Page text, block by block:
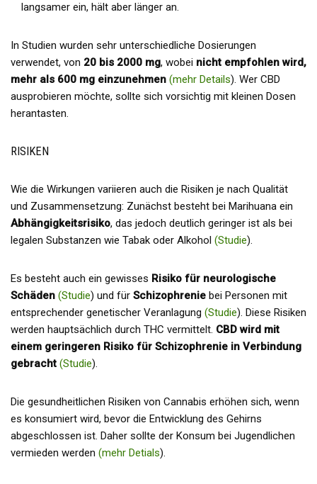
langsamer ein, hält aber länger an.
In Studien wurden sehr unterschiedliche Dosierungen
verwendet, von 20 bis 2000 mg, wobei nicht empfohlen wird,
mehr als 600 mg einzunehmen (mehr Details). Wer CBD
ausprobieren möchte, sollte sich vorsichtig mit kleinen Dosen
herantasten.
RISIKEN
Wie die Wirkungen variieren auch die Risiken je nach Qualität
und Zusammensetzung: Zunächst besteht bei Marihuana ein
Abhängigkeitsrisiko, das jedoch deutlich geringer ist als bei
legalen Substanzen wie Tabak oder Alkohol (Studie).
Es besteht auch ein gewisses Risiko für neurologische
Schäden (Studie) und für Schizophrenie bei Personen mit
entsprechender genetischer Veranlagung (Studie). Diese Risiken
werden hauptsächlich durch THC vermittelt. CBD wird mit
einem geringeren Risiko für Schizophrenie in Verbindung
gebracht (Studie).
Die gesundheitlichen Risiken von Cannabis erhöhen sich, wenn
es konsumiert wird, bevor die Entwicklung des Gehirns
abgeschlossen ist. Daher sollte der Konsum bei Jugendlichen
vermieden werden (mehr Detials).